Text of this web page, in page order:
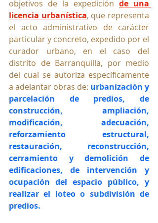
objetivos de la expedición de una
licencia urbanística, que representa
el acto administrativo de carácter
particular y concreto, expedido por el
curador urbano, en el caso del
distrito de Barranquilla, por medio
del cual se autoriza específicamente
a adelantar obras de: urbanización y
parcelación de predios, de
construcción, ampliación,
modificación, adecuación,
reforzamiento estructural,
restauración, reconstrucción,
cerramiento y demolición de
edificaciones, de intervención y
ocupación del espacio público, y
realizar el loteo o subdivisión de
predios.